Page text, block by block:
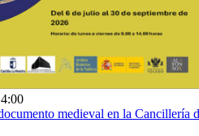
medieval en la Cancillería